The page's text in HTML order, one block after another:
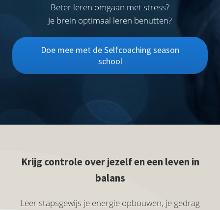
Beter leren omgaan met stress?
Je brein optimaal leren benutten?
Doe mee met de Selfcoaching season
school
Krijg controle over jezelf en een leven in
balans
Leer stapsgewijs je energie opbouwen, je gedrag